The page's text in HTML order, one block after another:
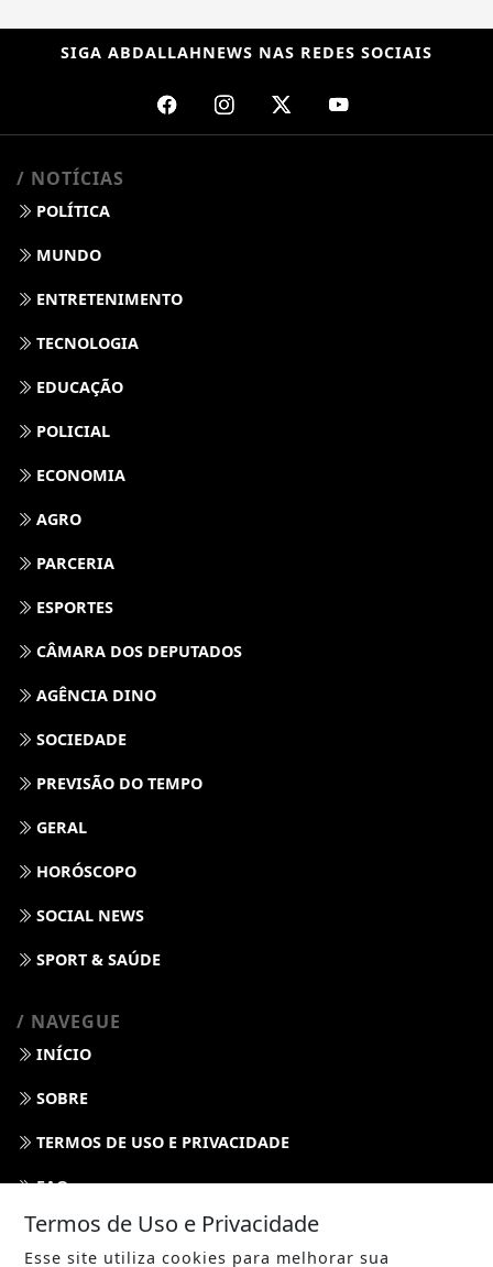
SIGA ABDALLAHNEWS NAS REDES SOCIAIS
/ NOTÍCIAS
POLÍTICA
MUNDO
ENTRETENIMENTO
TECNOLOGIA
EDUCAÇÃO
POLICIAL
ECONOMIA
AGRO
PARCERIA
ESPORTES
CÂMARA DOS DEPUTADOS
AGÊNCIA DINO
SOCIEDADE
PREVISÃO DO TEMPO
GERAL
HORÓSCOPO
SOCIAL NEWS
SPORT & SAÚDE
/ NAVEGUE
INÍCIO
SOBRE
TERMOS DE USO E PRIVACIDADE
FAQ
CONTATO
Termos de Uso e Privacidade
Esse site utiliza cookies para melhorar sua